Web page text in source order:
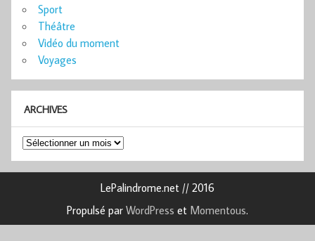
Sport
Théâtre
Vidéo du moment
Voyages
ARCHIVES
Archives
LePalindrome.net // 2016
Propulsé par WordPress et Momentous.